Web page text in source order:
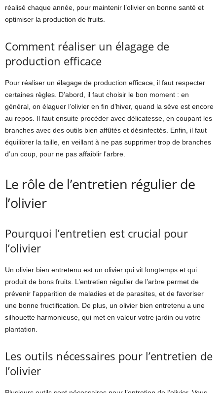
réalisé chaque année, pour maintenir l’olivier en bonne santé et
optimiser la production de fruits.
Comment réaliser un élagage de
production efficace
Pour réaliser un élagage de production efficace, il faut respecter
certaines règles. D’abord, il faut choisir le bon moment : en
général, on élaguer l’olivier en fin d’hiver, quand la sève est encore
au repos. Il faut ensuite procéder avec délicatesse, en coupant les
branches avec des outils bien affûtés et désinfectés. Enfin, il faut
équilibrer la taille, en veillant à ne pas supprimer trop de branches
d’un coup, pour ne pas affaiblir l’arbre.
Le rôle de l’entretien régulier de
l’olivier
Pourquoi l’entretien est crucial pour
l’olivier
Un olivier bien entretenu est un olivier qui vit longtemps et qui
produit de bons fruits. L’entretien régulier de l’arbre permet de
prévenir l’apparition de maladies et de parasites, et de favoriser
une bonne fructification. De plus, un olivier bien entretenu a une
silhouette harmonieuse, qui met en valeur votre jardin ou votre
plantation.
Les outils nécessaires pour l’entretien de
l’olivier